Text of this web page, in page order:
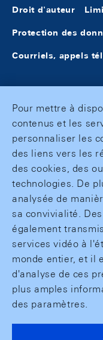
Droit d'auteur
Protection des
Courriels, appels
Pour mettre à
contenus et les
personnaliser les
des liens vers les
des cookies, des
technologies. De
analysée de
sa convivialité.
également
services vidéo à
monde entier, et il
d'analyse de ces
plus amples
des paramètres.